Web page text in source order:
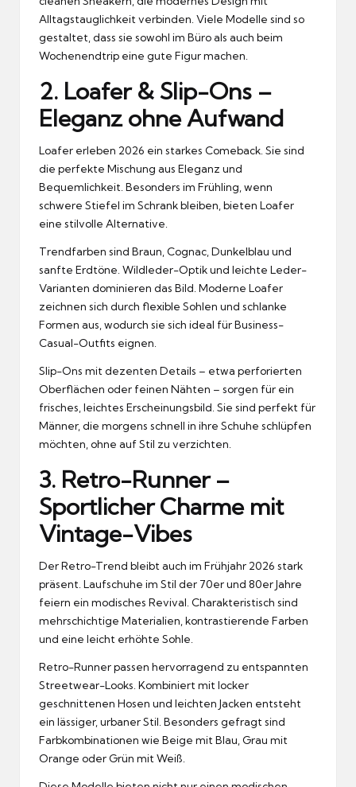
Alltagstauglichkeit verbinden. Viele Modelle sind so
gestaltet, dass sie sowohl im Büro als auch beim
Wochenendtrip eine gute Figur machen.
2. Loafer & Slip-Ons –
Eleganz ohne Aufwand
Loafer erleben 2026 ein starkes Comeback. Sie sind
die perfekte Mischung aus Eleganz und
Bequemlichkeit. Besonders im Frühling, wenn
schwere Stiefel im Schrank bleiben, bieten Loafer
eine stilvolle Alternative.
Trendfarben sind Braun, Cognac, Dunkelblau und
sanfte Erdtöne. Wildleder-Optik und leichte Leder-
Varianten dominieren das Bild. Moderne Loafer
zeichnen sich durch flexible Sohlen und schlanke
Formen aus, wodurch sie sich ideal für Business-
Casual-Outfits eignen.
Slip-Ons mit dezenten Details – etwa perforierten
Oberflächen oder feinen Nähten – sorgen für ein
frisches, leichtes Erscheinungsbild. Sie sind perfekt für
Männer, die morgens schnell in ihre Schuhe schlüpfen
möchten, ohne auf Stil zu verzichten.
3. Retro-Runner –
Sportlicher Charme mit
Vintage-Vibes
Der Retro-Trend bleibt auch im Frühjahr 2026 stark
präsent. Laufschuhe im Stil der 70er und 80er Jahre
feiern ein modisches Revival. Charakteristisch sind
mehrschichtige Materialien, kontrastierende Farben
und eine leicht erhöhte Sohle.
Retro-Runner passen hervorragend zu entspannten
Streetwear-Looks. Kombiniert mit locker
geschnittenen Hosen und leichten Jacken entsteht
ein lässiger, urbaner Stil. Besonders gefragt sind
Farbkombinationen wie Beige mit Blau, Grau mit
Orange oder Grün mit Weiß.